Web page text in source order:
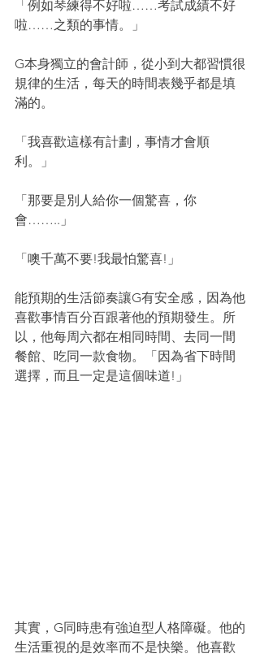
「例如琴練得不好啦……考試成績不好
啦……之類的事情。」
G本身獨立的會計師，從小到大都習慣很
規律的生活，每天的時間表幾乎都是填
滿的。
「我喜歡這樣有計劃，事情才會順
利。」
「那要是別人給你一個驚喜，你
會……..」
「噢千萬不要!我最怕驚喜!」
能預期的生活節奏讓G有安全感，因為他
喜歡事情百分百跟著他的預期發生。所
以，他每周六都在相同時間、去同一間
餐館、吃同一款食物。「因為省下時間
選擇，而且一定是這個味道!」
其實，G同時患有強迫型人格障礙。他的
生活重視的是效率而不是快樂。他喜歡